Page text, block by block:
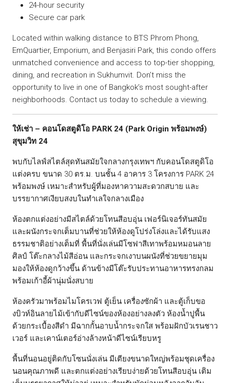
24-hour security
Secure car park
Located within walking distance to BTS Phrom Phong,
EmQuartier, Emporium, and Benjasiri Park, this condo offers
unmatched convenience and access to top-tier shopping,
dining, and recreation in Sukhumvit. Don’t miss the
opportunity to live in one of Bangkok’s most sought-after
neighborhoods. Contact us today to schedule a viewing.
ให้เช่า – คอนโดสตูดิโอ PARK 24 (Park Origin พร้อมพงษ์)
สุขุมวิท 24
พบกับไลฟ์สไตล์สุดทันสมัยใจกลางกรุงเทพฯ กับคอนโดสตูดิโอ
แต่งครบ ขนาด 30 ตร.ม. บนชั้น 4 อาคาร 3 โครงการ PARK 24
พร้อมพงษ์ เหมาะสำหรับผู้ที่มองหาความสะดวกสบาย และ
บรรยากาศเงียบสงบในทำเลใจกลางเมือง
ห้องตกแต่งอย่างมีสไตล์ด้วยโทนสีอบอุ่น เฟอร์นิเจอร์ทันสมัย
และผนังกระจกเต็มบานที่ช่วยให้ห้องดูโปร่งโล่งและได้รับแสง
ธรรมชาติอย่างเต็มที่ พื้นที่นั่งเล่นมีโซฟาสีเทาพร้อมหมอนลาย
ศิลป์ โต๊ะกลางไม้สีอ่อน และกระจกเงาบนผนังที่ช่วยขยายมุม
มองให้ห้องดูกว้างขึ้น ด้านข้างมีโต๊ะรับประทานอาหารทรงกลม
พร้อมเก้าอี้ผ้านุ่มนั่งสบาย
ห้องครัวมาพร้อมไมโครเวฟ ตู้เย็น เครื่องซักผ้า และตู้เก็บขอ
งบิวท์อินลายไม้เข้ากับดีไซน์ของห้องอย่างลงตัว ห้องน้ำปูพื้น
ด้วยกระเบื้องสีดำ มีฉากกั้นอาบน้ำกระจกใส พร้อมฝักบัวเรนชาว
เวอร์ และเคาน์เตอร์อ่างล้างหน้าดีไซน์เรียบหรู
พื้นที่นอนอยู่ติดกับโซนนั่งเล่น มีเตียงขนาดใหญ่พร้อมชุดเครื่อง
นอนคุณภาพดี และตกแต่งอย่างเรียบง่ายด้วยโทนสีอบอุ่น เติม